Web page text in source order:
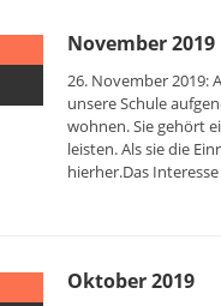
November 2019
26. November 2019:
unsere Schule
wohnen. Sie gehört
leisten. Als sie die
hierher.Das
Oktober 2019